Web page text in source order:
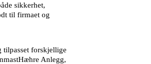
sikkerhet,
til firmaet og
tilpasset forskjellige
Anlegg,